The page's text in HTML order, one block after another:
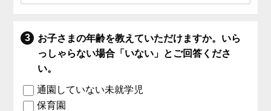
お子さまの年齢を教えていただけますか。いら
っしゃらない場合「いない」とご回答くださ
い。
通園していない未就学児
保育園